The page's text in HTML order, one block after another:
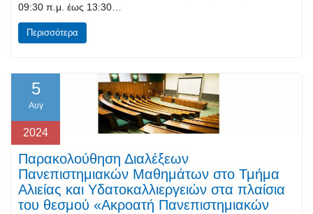
09:30 π.μ. έως 13:30…
Περισσότερα
5
Αυγ
2024
Παρακολούθηση Διαλέξεων
Πανεπιστημιακών Μαθημάτων στο Τμήμα
Αλιείας και Υδατοκαλλιεργειών στα πλαίσια
του θεσμού «Ακροατή Πανεπιστημιακών